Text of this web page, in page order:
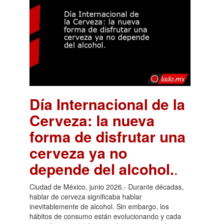
Día Internacional de la
Cerveza: la nueva
forma de disfrutar una
cerveza ya no
depende del alcohol..
Ciudad de México, junio 2026.- Durante décadas,
hablar de cerveza significaba hablar
inevitablemente de alcohol. Sin embargo, los
hábitos de consumo están evolucionando y cada